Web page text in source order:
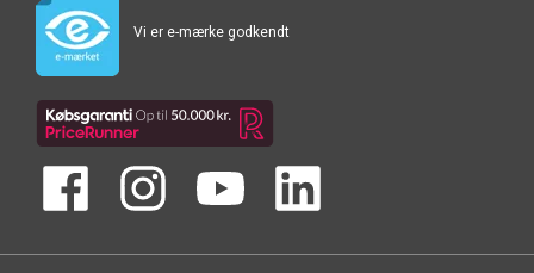
Vi er e-mærke godkendt